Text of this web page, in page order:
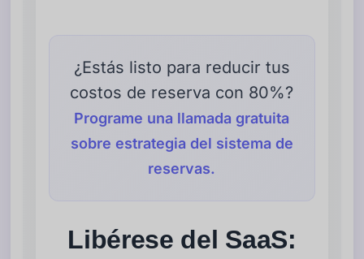
¿Estás listo para reducir tus
costos de reserva con 80%?
Programe una llamada gratuita
sobre estrategia del sistema de
reservas.
Libérese del SaaS: